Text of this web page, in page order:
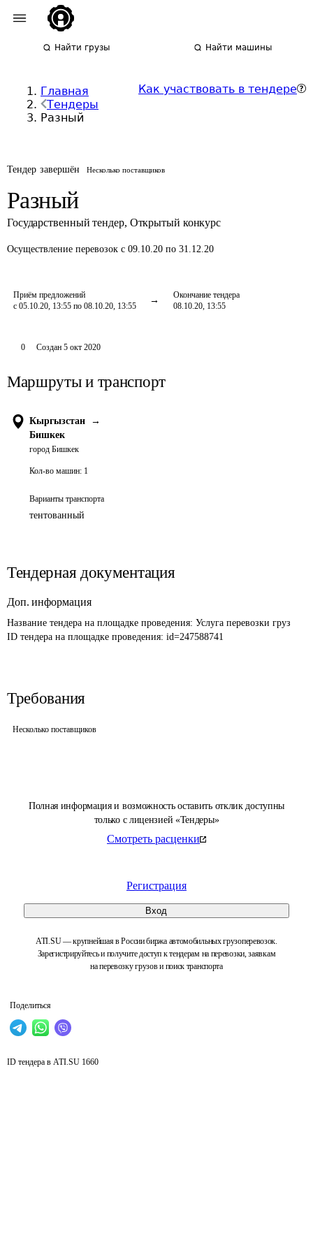
Найти грузы Найти машины
Главная
Тендеры
Разный
Как участвовать в тендере
Тендер завершён Несколько поставщиков
Разный
Государственный тендер, Открытый конкурс
Осуществление перевозок с 09.10.20 по 31.12.20
Приём предложений
с 05.10.20, 13:55 по 08.10.20, 13:55
Окончание тендера
08.10.20, 13:55
Полная информация и возможность оставить отклик доступны
только с лицензией «Тендеры»
Смотреть расценки
Регистрация
Вход
ATI.SU — крупнейшая в России биржа автомобильных грузоперевозок.
Зарегистрируйтесь и получите доступ к тендерам на перевозки, заявкам
на перевозку грузов и поиск транспорта
Поделиться
0 Создан 5 окт 2020
Маршруты и транспорт
Кыргызстан
→
Бишкек
город Бишкек
Кол-во машин: 1
Варианты транспорта
тентованный
Тендерная документация
Доп. информация
Название тендера на площадке проведения: Услуга перевозки груз
ID тендера на площадке проведения: id=247588741
Требования
Несколько поставщиков
ID тендера в ATI.SU 1660